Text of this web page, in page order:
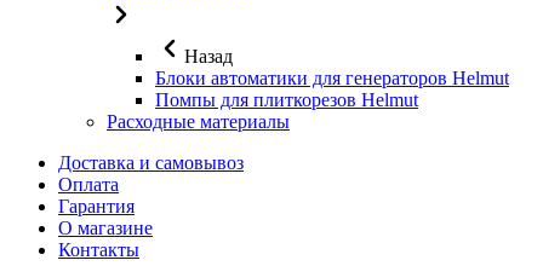
Назад
Блоки автоматики для генераторов Helmut
Помпы для плиткорезов Helmut
Расходные материалы
Доставка и самовывоз
Оплата
Гарантия
О магазине
Контакты